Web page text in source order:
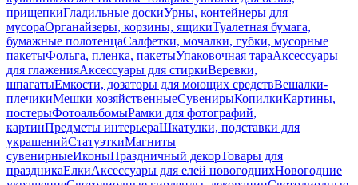
прищепкиГладильные доскиУрны, контейнеры для
мусораОрганайзеры, корзины, ящикиТуалетная бумага,
бумажные полотенцаСалфетки, мочалки, губки, мусорные
пакетыФольга, пленка, пакетыУпаковочная тараАксессуары
для глаженияАксессуары для стиркиВеревки,
шпагатыЕмкости, дозаторы для моющих средствВешалки-
плечикиМешки хозяйственныеСувенирыКопилкиКартины,
постерыФотоальбомыРамки для фотографий,
картинПредметы интерьераШкатулки, подставки для
украшенийСтатуэткиМагниты
сувенирныеИконыПраздничный декорТовары для
праздникаЕлкиАксессуары для елей новогоднихНовогодние